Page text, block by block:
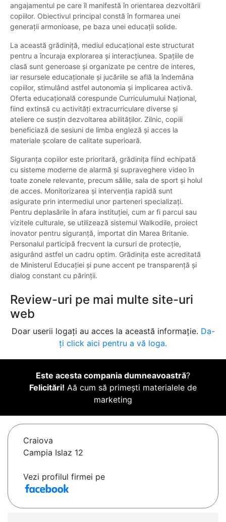
angajamentul pe care îl manifestă în orientarea dezvoltării
copiilor. Obiectivul principal constă în formarea unei
generații armonioase, pe baza unei educații solide.
La această grădiniță, mediul educațional este structurat
pentru a încuraja explorarea și interacțiunea. Spațiile de
clasă sunt generoase și organizate pe centre de interes,
iar resursele educaționale și jucăriile se află la îndemâna
copiilor, stimulând astfel autonomia și implicarea activă.
Oferta educațională corespunde Curriculumului Național,
fiind extinsă cu activități extracurriculare diverse și
ateliere ce susțin dezvoltarea abilităților. Zilnic, copiii
beneficiază de sesiuni de limba engleză și acces la
materiale școlare de calitate superioară.
Siguranța copiilor este prioritară, grădinița fiind echipată
cu sisteme moderne de alarmă și supraveghere video în
toate zonele relevante, precum sălile, sala de sport și holul
de acces. Monitorizarea și intervenția rapidă sunt
asigurate prin intermediul unor parteneri specializați.
Pentru deplasările în afara instituției, cum ar fi parcul sau
vizitele culturale, se utilizează sistemul Walkodile, proiect
inovator pentru siguranță, importat din Marea Britanie.
Personalul participă frecvent la cursuri de protecție,
asigurând astfel un cadru optim. Grădinița este acreditată
de Ministerul Educației și pune accent pe transparență și
dialog constant cu părinții.
Review-uri pe mai multe site-uri
web
Doar userii logați au acces la această informație. Da-
ți click aici pentru a vă loga.
Este acesta compania dumneavoastră?
Felicitări! Aă cum să primești materialele de
marketing
Craiova
Campia Islaz 12
Vezi profilul firmei pe